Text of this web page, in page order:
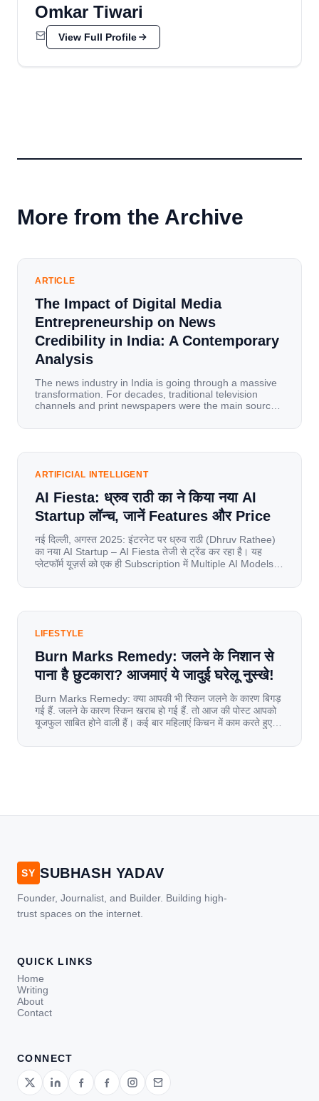
Omkar Tiwari
View Full Profile
More from the Archive
ARTICLE
The Impact of Digital Media
Entrepreneurship on News
Credibility in India: A Contemporary
Analysis
The news industry in India is going through a massive
transformation. For decades, traditional television
channels and print newspapers were the main sources
mobile data, affordable smartphones, and high-speed
has become a mobile-first market where consumers
ARTIFICIAL INTELLIGENT
AI Fiesta: ध्रुव राठी का ने किया नया AI
Startup लॉन्च, जानें Features और Price
नई दिल्ली, अगस्त 2025: इंटरनेट पर ध्रुव राठी (Dhruv Rathee)
का नया AI Startup – AI Fiesta तेजी से ट्रेंड कर रहा है। यह
प्लेटफॉर्म यूज़र्स को एक ही Subscription में Multiple AI Models
यूज़र्स का जबरदस्त रिस्पॉन्स लॉन्च के तुरंत […]
LIFESTYLE
Burn Marks Remedy: जलने के निशान से
पाना है छुटकारा? आजमाएं ये जादुई घरेलू नुस्खे!
Burn Marks Remedy: क्या आपकी भी स्किन जलने के कारण बिगड़
गई हैं. जलने के कारण स्किन खराब हो गई हैं. तो आज की पोस्ट आपको
यूजफुल साबित होने वाली हैं। कई बार महिलाएं किचन में काम करते हुए
[…]
SY SUBHASH YADAV
Founder, Journalist, and Builder. Building high-
trust spaces on the internet.
QUICK LINKS
Home
Writing
About
Contact
CONNECT